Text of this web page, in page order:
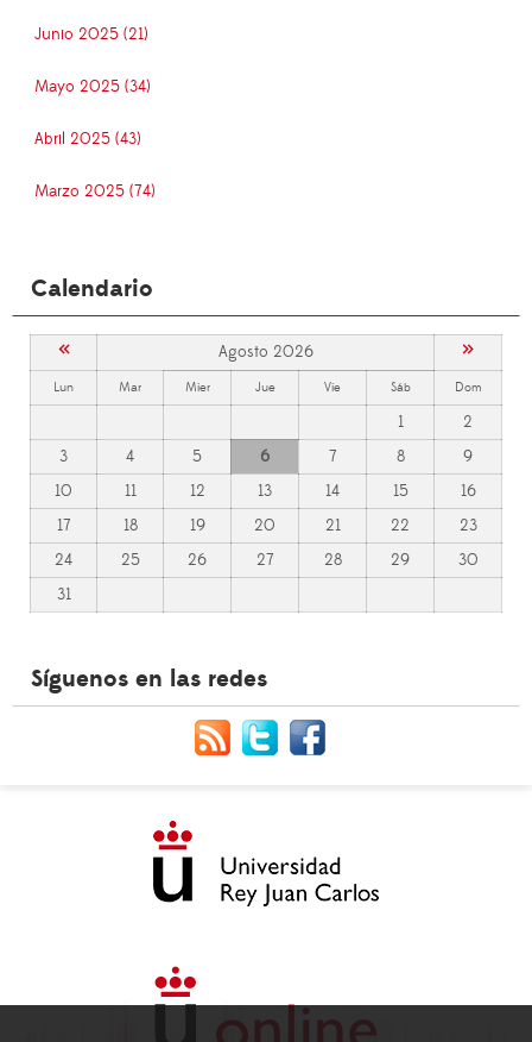
Junio 2025 (21)
Mayo 2025 (34)
Abril 2025 (43)
Marzo 2025 (74)
Calendario
« Agosto 2026 »
Lun Mar Mier Jue Vie Sáb Dom
1
2
3
4 5 6 7 8
9
10
11 12 13 14 15
16
17
18 19 20 21 22
23
24
25 26 27 28 29
30
31
Síguenos en las redes